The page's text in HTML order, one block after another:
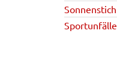
Sonnenstich
Sportunfälle